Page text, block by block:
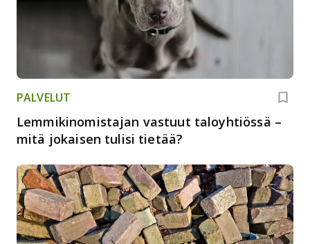
PALVELUT
Lemmikinomistajan vastuut taloyhtiössä –
mitä jokaisen tulisi tietää?